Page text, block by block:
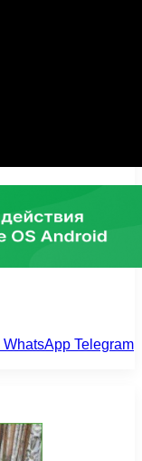
WhatsApp Telegram